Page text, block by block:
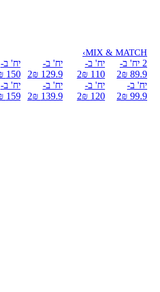
MIX & MATCH
›
2 יח' ב-
89.9 ₪
2
יח' ב-
99.9 ₪
2
יח' ב-
110 ₪
2
יח' ב-
120 ₪
2
יח' ב-
129.9 ₪
2
יח' ב-
139.9 ₪
2
יח' ב-
150 ₪
יח' ב-
159 ₪